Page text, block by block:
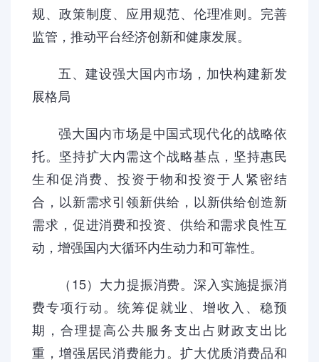
规、政策制度、应用规范、伦理准则。完善
监管，推动平台经济创新和健康发展。
五、建设强大国内市场，加快构建新发
展格局
强大国内市场是中国式现代化的战略依
托。坚持扩大内需这个战略基点，坚持惠民
生和促消费、投资于物和投资于人紧密结
合，以新需求引领新供给，以新供给创造新
需求，促进消费和投资、供给和需求良性互
动，增强国内大循环内生动力和可靠性。
（15）大力提振消费。深入实施提振消
费专项行动。统筹促就业、增收入、稳预
期，合理提高公共服务支出占财政支出比
重，增强居民消费能力。扩大优质消费品和